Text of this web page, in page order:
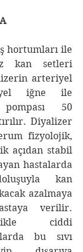
hortumları ile
kan setleri
arteriyel
iğne ile
50
Diyalizer
fizyolojik,
açıdan stabil
hastalarda
kan
azalmaya
verilir.
ciddi
bu sıvı